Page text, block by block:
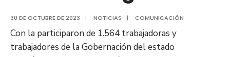
30 DE OCTUBRE DE 2023 | NOTICIAS | COMUNICACIÓN
Con la participaron de 1.564 trabajadoras y
trabajadores de la Gobernación del estado